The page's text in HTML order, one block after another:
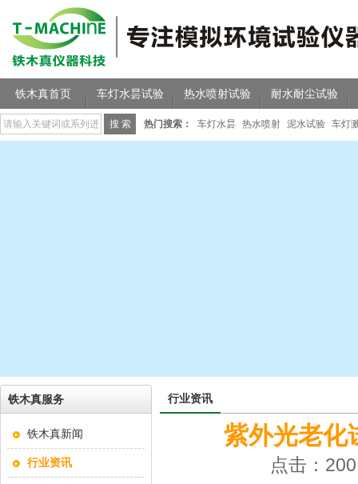
铁木真首页 车灯水昙试验 热水喷射试验 耐水耐尘试验
热门搜索： 车灯水昙 热水喷射 泥水试验 车灯
铁木真服务
铁木真新闻
行业资讯
行业资讯
紫外光老化
点击：